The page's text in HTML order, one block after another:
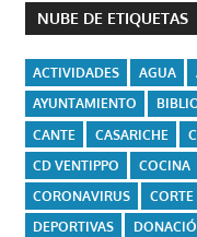
NUBE DE ETIQUETAS
ACTIVIDADES AGUA
AYUNTAMIENTO
CANTE
CASARICHE
CD VENTIPPO
COCINA
CORONAVIRUS
CORTE
DEPORTIVAS